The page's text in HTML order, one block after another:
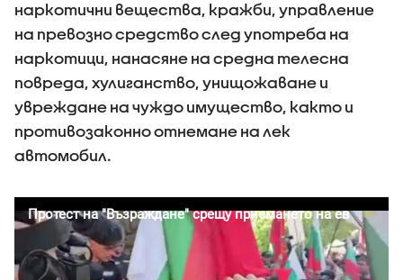
наркотични вещества, кражби, управление
на превозно средство след употреба на
наркотици, нанасяне на средна телесна
повреда, хулиганство, унищожаване и
увреждане на чуждо имущество, както и
противозаконно отнемане на лек
автомобил.